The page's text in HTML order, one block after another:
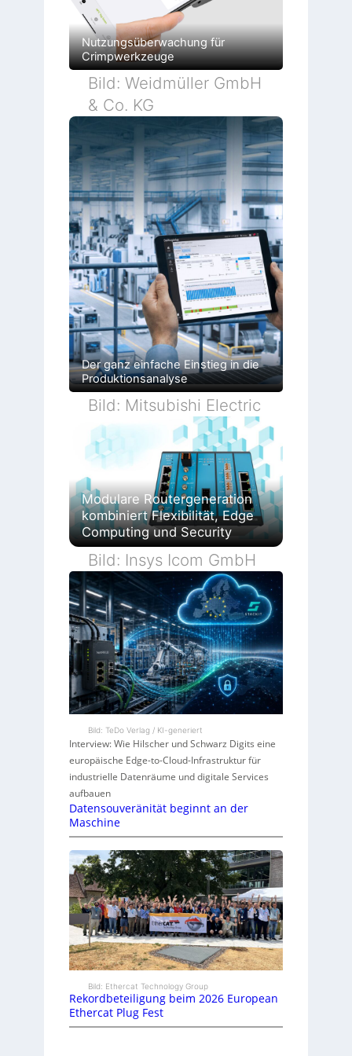
Nutzungsüberwachung für
Crimpwerkzeuge
Bild: Weidmüller GmbH
& Co. KG
Der ganz einfache Einstieg in die
Produktionsanalyse
Bild: Mitsubishi Electric
Modulare Routergeneration
kombiniert Flexibilität, Edge
Computing und Security
Bild: Insys Icom GmbH
Bild: TeDo Verlag / KI-generiert
Interview: Wie Hilscher und Schwarz Digits eine
europäische Edge-to-Cloud-Infrastruktur für
industrielle Datenräume und digitale Services
aufbauen
Datensouveränität beginnt an der
Maschine
Bild: Ethercat Technology Group
Rekordbeteiligung beim 2026 European
Ethercat Plug Fest